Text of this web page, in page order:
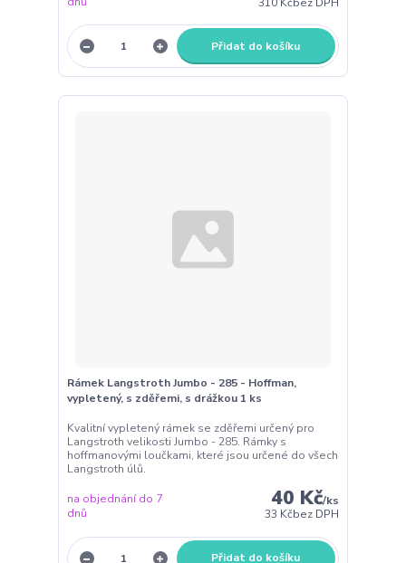
Přidat do košíku
Rámek Langstroth Jumbo - 285 - Hoffman,
vypletený, s zděřemi, s drážkou 1 ks
Kvalitní vypletený rámek se zděřemi určený pro
Langstroth velikosti Jumbo - 285. Rámky s
hoffmanovými loučkami, které jsou určené do všech
Langstroth úlů.
40 Kč/ks
33 Kčbez DPH
na objednání do 7
dnů
Přidat do košíku